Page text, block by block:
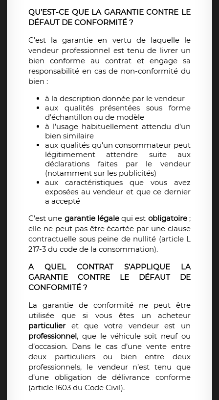
QU’EST-CE QUE LA GARANTIE CONTRE LE
DÉFAUT DE CONFORMITÉ ?
C’est la garantie en vertu de laquelle le
vendeur professionnel est tenu de livrer un
bien conforme au contrat et engage sa
responsabilité en cas de non-conformité du
bien :
à la description donnée par le vendeur
aux qualités présentées sous forme
d’échantillon ou de modèle
à l’usage habituellement attendu d’un
bien similaire
aux qualités qu'un consommateur peut
légitimement attendre suite aux
déclarations faites par le vendeur
(notamment sur les publicités)
aux caractéristiques que vous avez
exposées au vendeur et que ce dernier
a accepté
C’est une garantie légalequi est obligatoire;
elle ne peut pas être écartée par une clause
contractuelle sous peine de nullité (article L
217-3 du code de la consommation).
A QUEL CONTRAT S’APPLIQUE LA
GARANTIE CONTRE LE DÉFAUT DE
CONFORMITÉ ?
La garantie de conformité ne peut être
utilisée que si vous êtes un acheteur
particulier et que votre vendeur est un
professionnel, que le véhicule soit neuf ou
d’occasion. Dans le cas d’une vente entre
deux particuliers ou bien entre deux
professionnels, le vendeur n’est tenu que
d’une obligation de délivrance conforme
(article 1603 du Code Civil).